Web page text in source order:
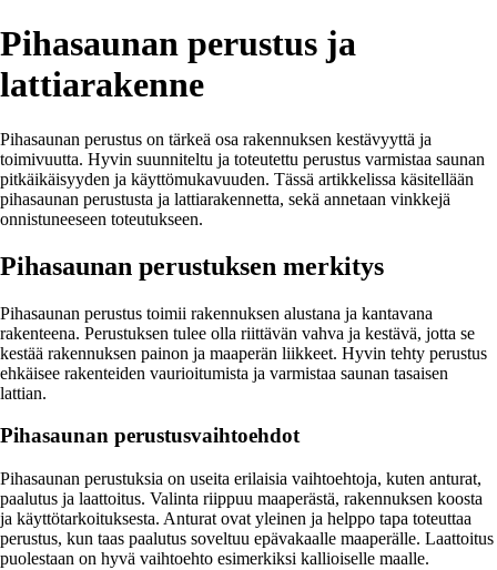
Pihasaunan perustus ja
lattiarakenne
Pihasaunan perustus on tärkeä osa rakennuksen kestävyyttä ja
toimivuutta. Hyvin suunniteltu ja toteutettu perustus varmistaa saunan
pitkäikäisyyden ja käyttömukavuuden. Tässä artikkelissa käsitellään
pihasaunan perustusta ja lattiarakennetta, sekä annetaan vinkkejä
onnistuneeseen toteutukseen.
Pihasaunan perustuksen merkitys
Pihasaunan perustus toimii rakennuksen alustana ja kantavana
rakenteena. Perustuksen tulee olla riittävän vahva ja kestävä, jotta se
kestää rakennuksen painon ja maaperän liikkeet. Hyvin tehty perustus
ehkäisee rakenteiden vaurioitumista ja varmistaa saunan tasaisen
lattian.
Pihasaunan perustusvaihtoehdot
Pihasaunan perustuksia on useita erilaisia vaihtoehtoja, kuten anturat,
paalutus ja laattoitus. Valinta riippuu maaperästä, rakennuksen koosta
ja käyttötarkoituksesta. Anturat ovat yleinen ja helppo tapa toteuttaa
perustus, kun taas paalutus soveltuu epävakaalle maaperälle. Laattoitus
puolestaan on hyvä vaihtoehto esimerkiksi kallioiselle maalle.